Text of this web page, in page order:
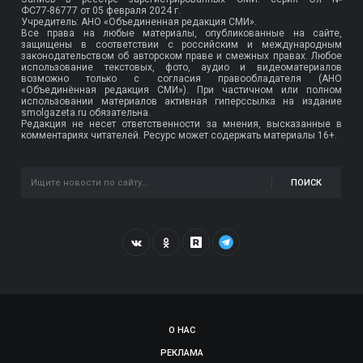
ФС77-86777 от 05 февраля 2024 г.
Учредитель: АНО «Объединенная редакция СМИ».
Все права на любые материалы, опубликованные на сайте,
защищены в соответствии с российским и международным
законодательством об авторском праве и смежных правах. Любое
использование текстовых, фото, аудио и видеоматериалов
возможно только с согласия правообладателя (АНО
«Объединённая редакция СМИ»). При частичном или полном
использовании материалов активная гиперссылка на издание
smolgazeta.ru обязательна.
Редакция не несет ответственности за мнения, высказанные в
комментариях читателей. Ресурс может содержать материалы 16+.
ПОИСК
О НАС
РЕКЛАМА